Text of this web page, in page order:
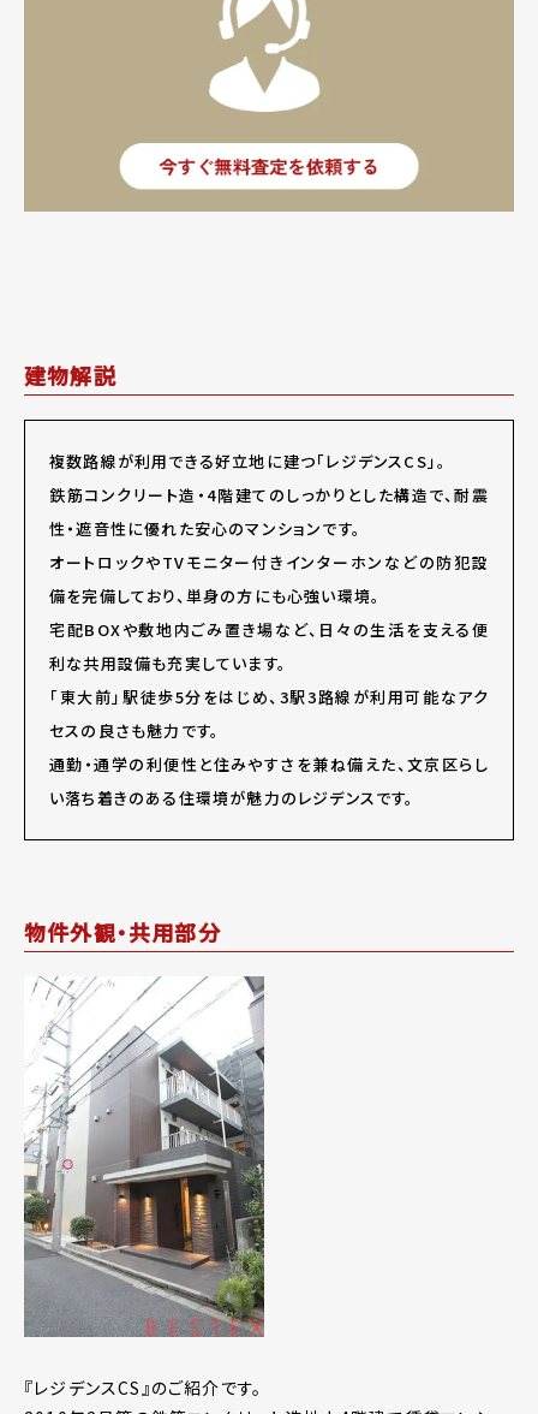
建物解説
複数路線が利用できる好立地に建つ「レジデンスCS」。
鉄筋コンクリート造・4階建てのしっかりとした構造で、耐震
性・遮音性に優れた安心のマンションです。
オートロックやTVモニター付きインターホンなどの防犯設
備を完備しており、単身の方にも心強い環境。
宅配BOXや敷地内ごみ置き場など、日々の生活を支える便
利な共用設備も充実しています。
「東大前」駅徒歩5分をはじめ、3駅3路線が利用可能なアク
セスの良さも魅力です。
通勤・通学の利便性と住みやすさを兼ね備えた、文京区らし
い落ち着きのある住環境が魅力のレジデンスです。
物件外観・共用部分
『レジデンスCS』のご紹介です。